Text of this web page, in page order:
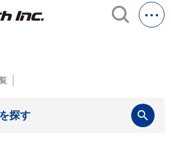
探す search